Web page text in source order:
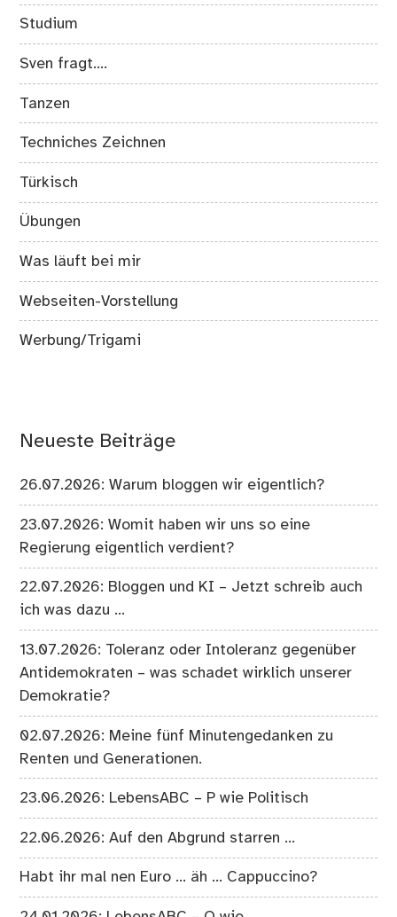
Studium
Sven fragt….
Tanzen
Techniches Zeichnen
Türkisch
Übungen
Was läuft bei mir
Webseiten-Vorstellung
Werbung/Trigami
Neueste Beiträge
26.07.2026: Warum bloggen wir eigentlich?
23.07.2026: Womit haben wir uns so eine
Regierung eigentlich verdient?
22.07.2026: Bloggen und KI – Jetzt schreib auch
ich was dazu …
13.07.2026: Toleranz oder Intoleranz gegenüber
Antidemokraten – was schadet wirklich unserer
Demokratie?
02.07.2026: Meine fünf Minutengedanken zu
Renten und Generationen.
23.06.2026: LebensABC – P wie Politisch
22.06.2026: Auf den Abgrund starren …
Habt ihr mal nen Euro … äh … Cappuccino?